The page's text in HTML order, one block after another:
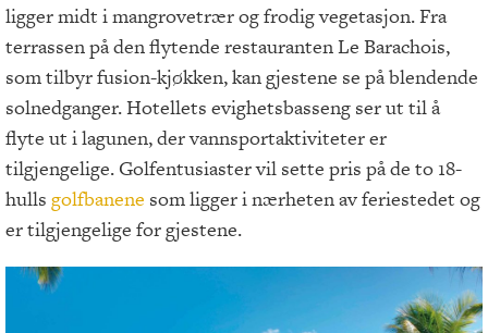
ligger midt i mangrovetrær og frodig vegetasjon. Fra
terrassen på den flytende restauranten Le Barachois,
som tilbyr fusion-kjøkken, kan gjestene se på blendende
solnedganger. Hotellets evighetsbasseng ser ut til å
flyte ut i lagunen, der vannsportaktiviteter er
tilgjengelige. Golfentusiaster vil sette pris på de to 18-
hulls golfbanene som ligger i nærheten av feriestedet og
er tilgjengelige for gjestene.